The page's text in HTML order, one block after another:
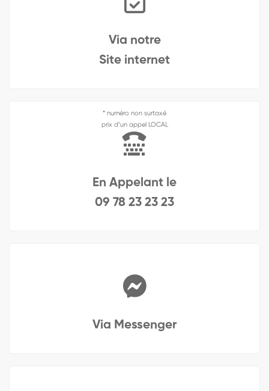
Via notre
Site internet
* numéro non surtaxé
prix d’un appel LOCAL
En Appelant le
09 78 23 23 23
Via Messenger